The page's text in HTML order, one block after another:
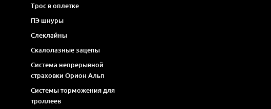
Трос в оплетке
ПЭ шнуры
Слеклайны
Скалолазные зацепы
Система непрерывной
страховки Орион Альп
Системы торможения для
троллеев